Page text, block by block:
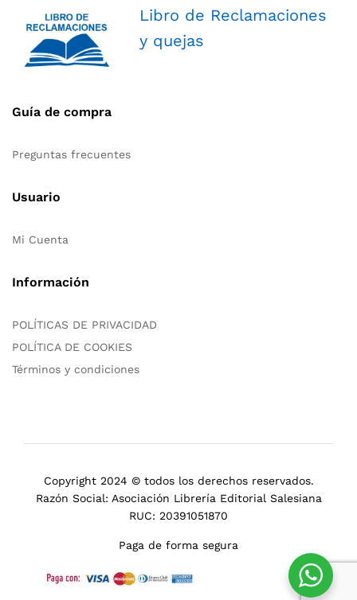
Libro de Reclamaciones
y quejas
Guía de compra
Preguntas frecuentes
Usuario
Mi Cuenta
Información
POLÍTICAS DE PRIVACIDAD
POLÍTICA DE COOKIES
Términos y condiciones
Copyright 2024 © todos los derechos reservados.
Razón Social: Asociación Librería Editorial Salesiana
RUC: 20391051870
Paga de forma segura